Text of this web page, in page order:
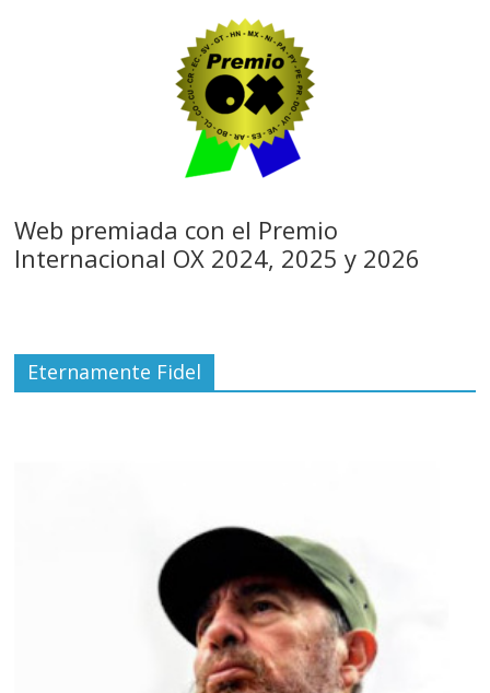
Web premiada con el Premio
Internacional OX 2024, 2025 y 2026
Eternamente Fidel